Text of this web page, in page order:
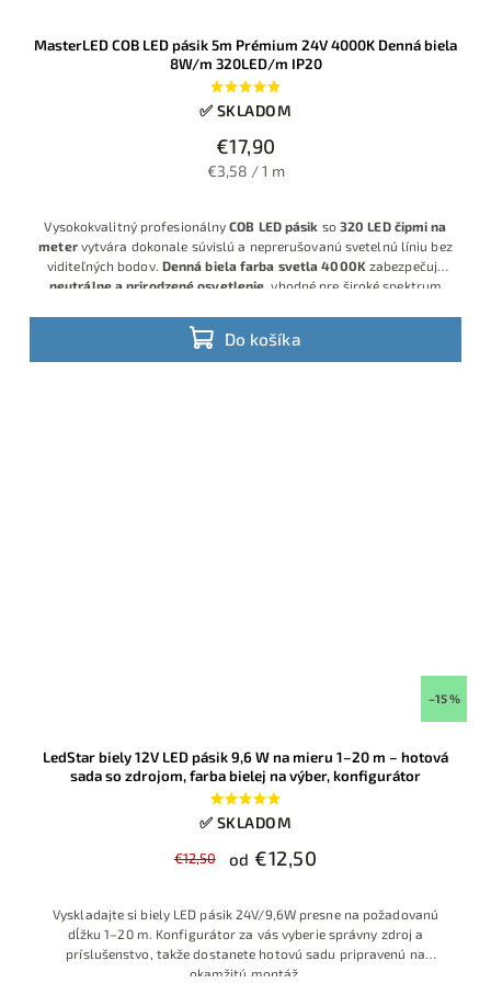
MasterLED COB LED pásik 5m Prémium 24V 4000K Denná biela
8W/m 320LED/m IP20
✅ SKLADOM
€17,90
€3,58 / 1 m
Do košíka
Vysokokvalitný profesionálnyCOB LED pásik so 320 LED čipmi na
metervytvára dokonale súvislú a neprerušovanú svetelnú líniu bez
viditeľných bodov. Denná biela farba svetla 4000K zabezpečuje
neutrálne a prirodzené osvetlenie , vhodné pre široké spektrum
nízkej spotreby energie
zároveň efektívne riešenie.
–15 %
LedStar biely 12V LED pásik 9,6 W na mieru 1–20 m – hotová
sada so zdrojom, farba bielej na výber, konfigurátor
✅ SKLADOM
€12,50 od €12,50
Vyskladajte si biely LED pásik 24V/9,6W presne na požadovanú
dĺžku 1–20 m. Konfigurátor za vás vyberie správny zdroj a
príslušenstvo, takže dostanete hotovú sadu pripravenú na
okamžitú montáž